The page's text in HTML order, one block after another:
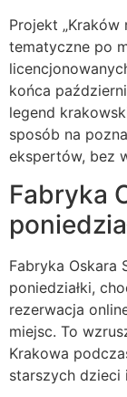
Projekt „Kraków
tematyczne po
końca
legend
sposób na
ekspertów, bez
Fabryka
Fabryka Oskara
poniedziałki,
rezerwacja
miejsc. To
Krakowa
starszych dzieci